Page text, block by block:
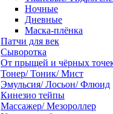
Ночные
Дневные
Маска-плёнка
Патчи для век
Сыворотка
От прыщей и чёрных
Тонер/ Тоник/ Мист
Эмульсия/ Лосьон/ Флюид
Кинезио тейпы
Массажер/ Мезороллер